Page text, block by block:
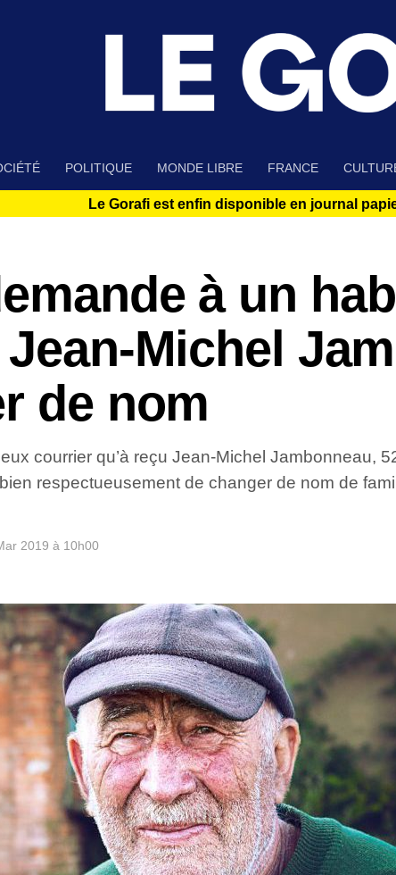
POLITIQUE MONDE LIBRE FRANCE
Le Gorafi est enfin disponible en journal
à un
Michel
de nom
courrier qu’à reçu Jean-Michel Jambonneau,
respectueusement de changer de nom de
2019 à 10h00